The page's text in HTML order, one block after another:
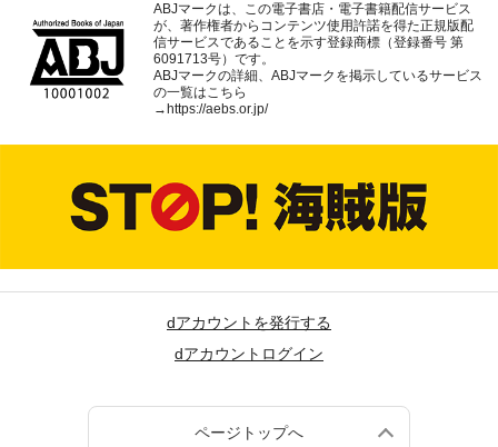
ABJマークは、この電子書店・電子書籍配信サービス
が、著作権者からコンテンツ使用許諾を得た正規版配
信サービスであることを示す登録商標（登録番号 第
6091713号）です。
ABJマークの詳細、ABJマークを掲示しているサービス
の一覧はこちら
→ https://aebs.or.jp/
dアカウントを発行する
dアカウントログイン
ページトップへ